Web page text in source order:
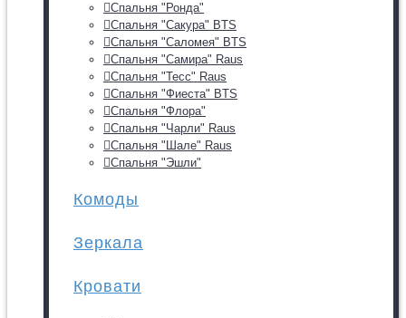
Спальня "Ронда"
Спальня "Сакура" BTS
Спальня "Саломея" BTS
Спальня "Самира" Raus
Спальня "Тесс" Raus
Спальня "Фиеста" BTS
Спальня "Флора"
Спальня "Чарли" Raus
Спальня "Шале" Raus
Спальня "Эшли"
Комоды
Зеркала
Кровати